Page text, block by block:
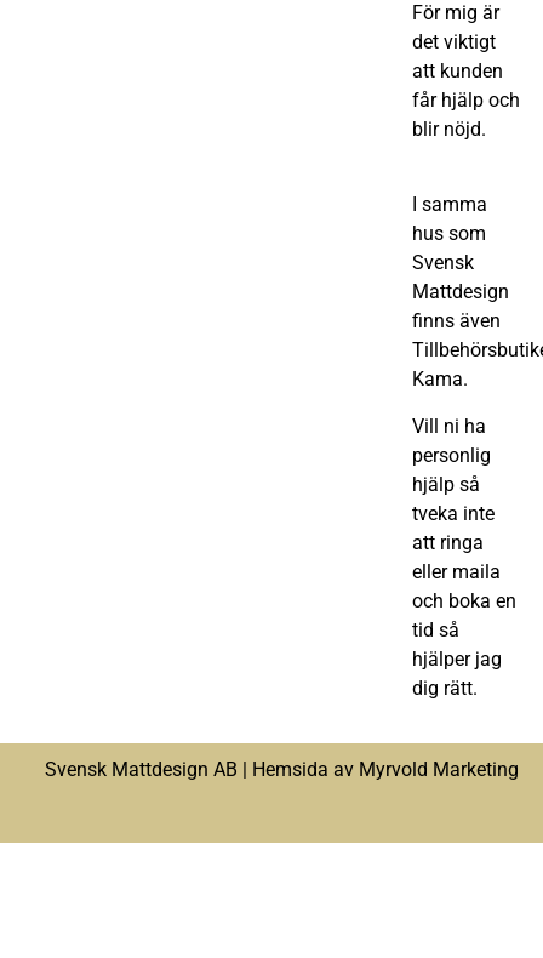
För mig är
det viktigt
att kunden
får hjälp och
blir nöjd.
I samma
hus som
Svensk
Mattdesign
finns även
Kama.
Vill ni ha
personlig
hjälp så
tveka inte
att ringa
eller maila
och boka en
tid så
hjälper jag
dig rätt.
Svensk Mattdesign AB | Hemsida av Myrvold Marketing